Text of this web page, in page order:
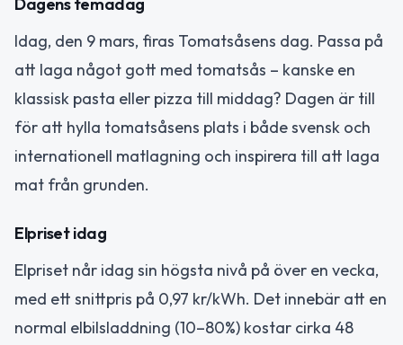
Idag, den 9 mars, firas Tomatsåsens dag. Passa på
att laga något gott med tomatsås – kanske en
klassisk pasta eller pizza till middag? Dagen är till
för att hylla tomatsåsens plats i både svensk och
internationell matlagning och inspirera till att laga
mat från grunden.
Elpriset idag
Elpriset når idag sin högsta nivå på över en vecka,
med ett snittpris på 0,97 kr/kWh. Det innebär att en
normal elbilsladdning (10–80%) kostar cirka 48